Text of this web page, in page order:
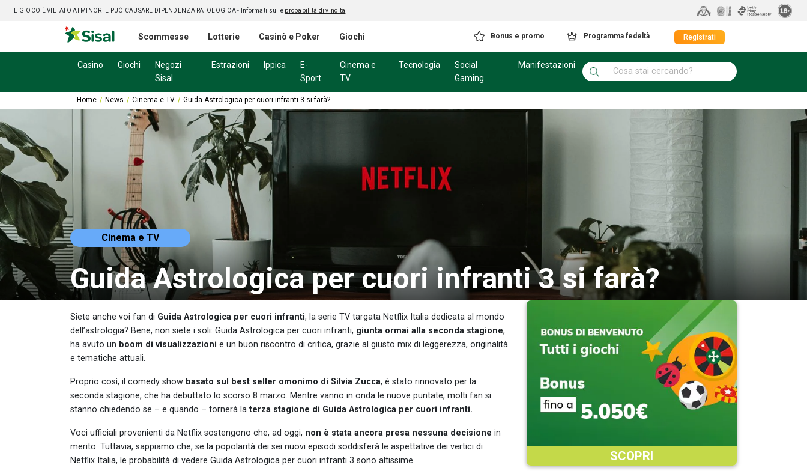
IL GIOCO È VIETATO AI MINORI E PUÒ CAUSARE DIPENDENZA PATOLOGICA - Informati sulle probabilità di vincita
Scommesse Lotterie Casinò e Poker Giochi Bonus e promo Programma fedeltà Registrati
Casino Giochi
Negozi
Sisal
Estrazioni Ippica
E-
Sport
Cinema e
TV
Tecnologia
Social
Gaming
Manifestazioni
Home News Cinema e TV Guida Astrologica per cuori infranti 3 si farà?
Cinema e TV
Guida Astrologica per cuori infranti 3 si farà?
Siete anche voi fan di Guida Astrologica per cuori infranti, la serie TV targata Netflix Italia dedicata al mondo
dell’astrologia? Bene, non siete i soli: Guida Astrologica per cuori infranti, giunta ormai alla seconda stagione,
ha avuto un boom di visualizzazioni e un buon riscontro di critica, grazie al giusto mix di leggerezza, originalità
e tematiche attuali.
Proprio così, il comedy show basato sul best seller omonimo di Silvia Zucca, è stato rinnovato per la
seconda stagione, che ha debuttato lo scorso 8 marzo. Mentre vanno in onda le nuove puntate, molti fan si
stanno chiedendo se – e quando – tornerà laterza stagione di Guida Astrologica per cuori infranti.
Voci ufficiali provenienti da Netflix sostengono che, ad oggi, non è stata ancora presa nessuna decisione in
merito. Tuttavia, sappiamo che, se la popolarità dei sei nuovi episodi soddisferà le aspettative dei vertici di
Netflix Italia, le probabilità di vedere Guida Astrologica per cuori infranti 3 sono altissime.
SCOPRI